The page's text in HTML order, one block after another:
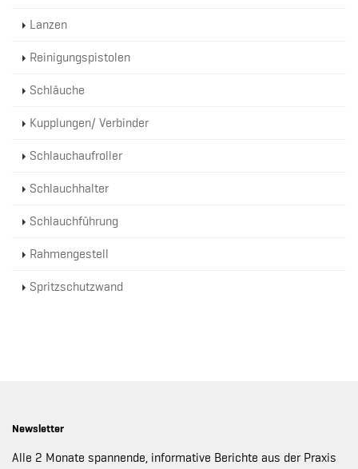
Lanzen
Reinigungspistolen
Schläuche
Kupplungen/ Verbinder
Schlauchaufroller
Schlauchhalter
Schlauchführung
Rahmengestell
Spritzschutzwand
Newsletter
Alle 2 Monate spannende, informative Berichte aus der Praxis